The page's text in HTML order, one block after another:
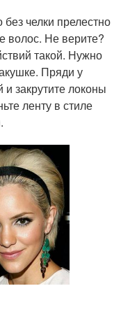
челки прелестно
волос. Не верите?
такой. Нужно
Пряди у
и закрутите локоны
ленту в стиле